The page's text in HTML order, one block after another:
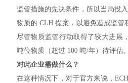
监管措施的先决条件，所以当局投
物质的 CLH 提案，以避免造成监管
尽管物质监管行动取得了较大进展
吨位物质（超过 100 吨/年）待评估。
对此企业需做什么？
在这种情况下，对于官方来说，